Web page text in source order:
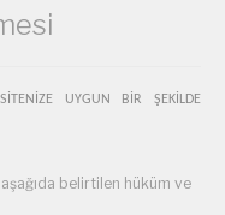
UYGUN BİR ŞEKİLDE
belirtilen hüküm ve